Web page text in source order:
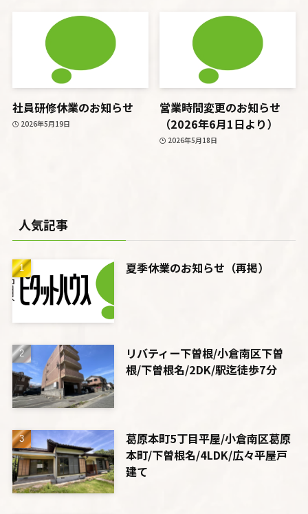
社員研修休業のお知らせ
2026年5月19日
営業時間変更のお知らせ
（2026年6月1日より）
2026年5月18日
人気記事
夏季休業のお知らせ（再掲）
リバティー下曽根/小倉南区下曽
根/下曽根名/2DK/駅迄徒歩7分
葛原本町5丁目平屋/小倉南区葛原
本町/下曽根名/4LDK/広々平屋戸
建て